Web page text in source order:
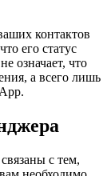
контактов
его статус
означает, что
а всего лишь
с тем,